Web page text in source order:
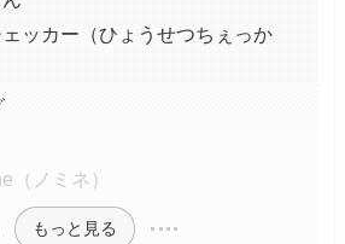
ッカー（ひょうせつちぇっか
（ノミネ）
もっと見る